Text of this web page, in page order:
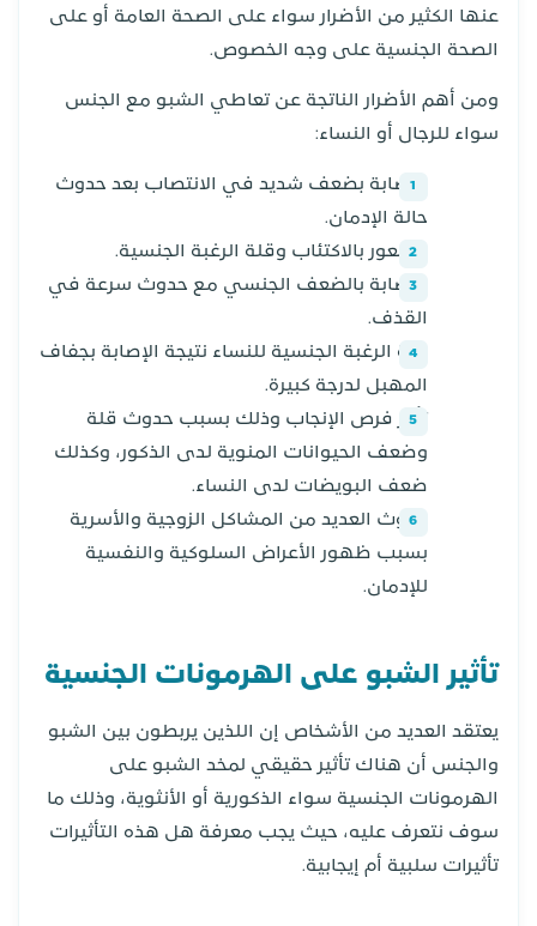
عنها الكثير من الأضرار سواء على الصحة العامة أو على
الصحة الجنسية على وجه الخصوص.
ومن أهم الأضرار الناتجة عن تعاطي الشبو مع الجنس
سواء للرجال أو النساء:
الإصابة بضعف شديد في الانتصاب بعد حدوث
حالة الإدمان.
الشعور بالاكتئاب وقلة الرغبة الجنسية.
الإصابة بالضعف الجنسي مع حدوث سرعة في
القذف.
قلة الرغبة الجنسية للنساء نتيجة الإصابة بجفاف
المهبل لدرجة كبيرة.
تأخر فرص الإنجاب وذلك بسبب حدوث قلة
وضعف الحيوانات المنوية لدى الذكور، وكذلك
ضعف البويضات لدى النساء.
حدوث العديد من المشاكل الزوجية والأسرية
بسبب ظهور الأعراض السلوكية والنفسية
للإدمان.
تأثير الشبو على الهرمونات الجنسية
يعتقد العديد من الأشخاص إن اللذين يربطون بين الشبو
والجنس أن هناك تأثير حقيقي لمخد الشبو على
الهرمونات الجنسية سواء الذكورية أو الأنثوية، وذلك ما
سوف نتعرف عليه، حيث يجب معرفة هل هذه التأثيرات
تأثيرات سلبية أم إيجابية.